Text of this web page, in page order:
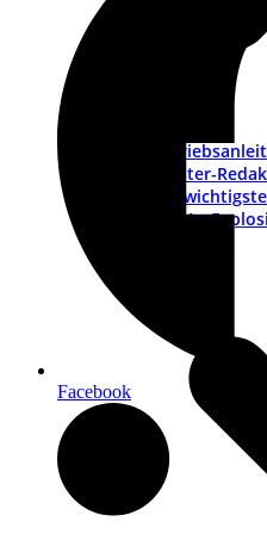
Muster-
Die
ATEX –
Facebook